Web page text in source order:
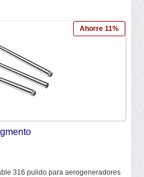
Ahorre 11%
316 pulido para aerogeneradores